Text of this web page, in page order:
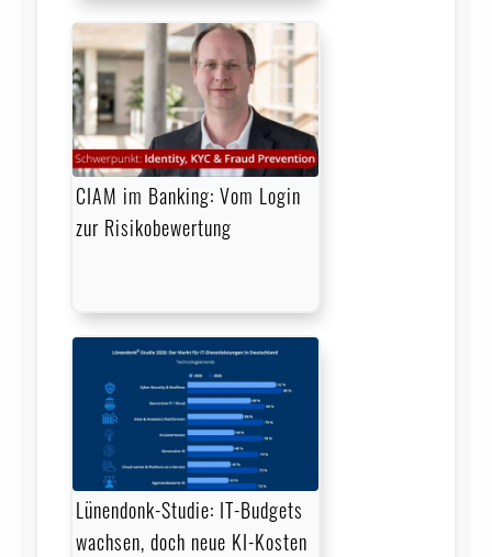
CIAM im Banking: Vom Login
zur Risikobewertung
Lünendonk-Studie: IT-Budgets
wachsen, doch neue KI-Kosten